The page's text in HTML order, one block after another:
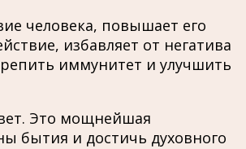
человека, повышает его
избавляет от негатива
иммунитет и улучшить
Это мощнейшая
бытия и достичь духовного